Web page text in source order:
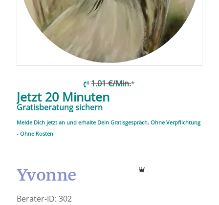
1.01 €/Min.*
Jetzt 20 Minuten
Gratisberatung sichern
Melde Dich jetzt an und erhalte Dein Gratisgespräch. Ohne Verpflichtung
- Ohne Kosten
Yvonne
Berater-ID: 302